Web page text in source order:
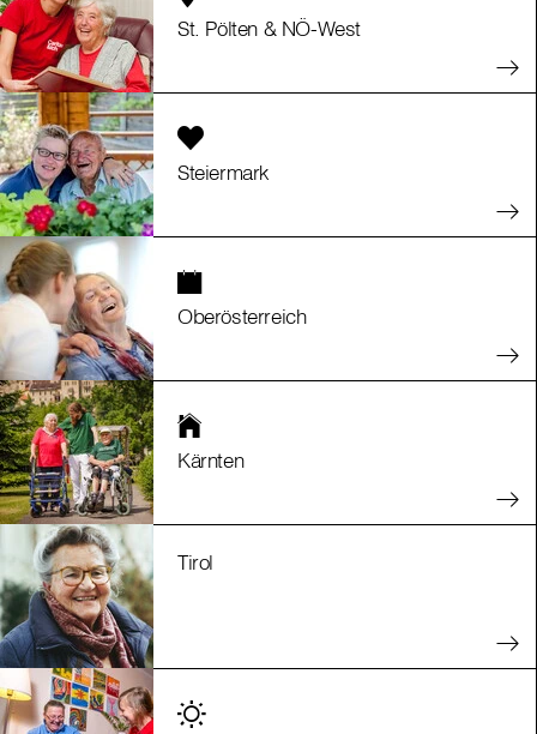
St. Pölten & NÖ-West
Steiermark
Oberösterreich
Kärnten
Tirol